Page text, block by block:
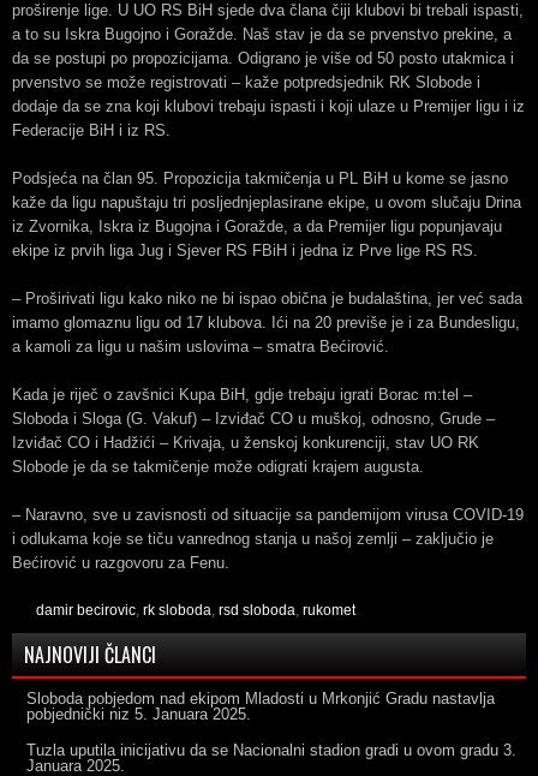
proširenje lige. U UO RS BiH sjede dva člana čiji klubovi bi trebali ispasti,
a to su Iskra Bugojno i Goražde. Naš stav je da se prvenstvo prekine, a
da se postupi po propozicijama. Odigrano je više od 50 posto utakmica i
prvenstvo se može registrovati – kaže potpredsjednik RK Slobode i
dodaje da se zna koji klubovi trebaju ispasti i koji ulaze u Premijer ligu i iz
Federacije BiH i iz RS.
Podsjeća na član 95. Propozicija takmičenja u PL BiH u kome se jasno
kaže da ligu napuštaju tri posljednjeplasirane ekipe, u ovom slučaju Drina
iz Zvornika, Iskra iz Bugojna i Goražde, a da Premijer ligu popunjavaju
ekipe iz prvih liga Jug i Sjever RS FBiH i jedna iz Prve lige RS RS.
– Proširivati ligu kako niko ne bi ispao obična je budalaština, jer već sada
imamo glomaznu ligu od 17 klubova. Ići na 20 previše je i za Bundesligu,
a kamoli za ligu u našim uslovima – smatra Bećirović.
Kada je riječ o zavšnici Kupa BiH, gdje trebaju igrati Borac m:tel –
Sloboda i Sloga (G. Vakuf) – Izviđač CO u muškoj, odnosno, Grude –
Izviđač CO i Hadžići – Krivaja, u ženskoj konkurenciji, stav UO RK
Slobode je da se takmičenje može odigrati krajem augusta.
– Naravno, sve u zavisnosti od situacije sa pandemijom virusa COVID-19
i odlukama koje se tiču vanrednog stanja u našoj zemlji – zaključio je
Bećirović u razgovoru za Fenu.
damir becirovic, rk sloboda, rsd sloboda, rukomet
NAJNOVIJI ČLANCI
Sloboda pobjedom nad ekipom Mladosti u Mrkonjić Gradu nastavlja
pobjednički niz 5. Januara 2025.
Tuzla uputila inicijativu da se Nacionalni stadion gradi u ovom gradu 3.
Januara 2025.